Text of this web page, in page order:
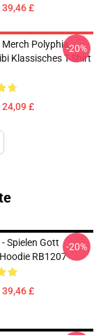
39,46 £
Polyphia
Klassisches T-Shirt
24,09 £
-20%
Spielen Gott
RB1207
39,46 £
-20%